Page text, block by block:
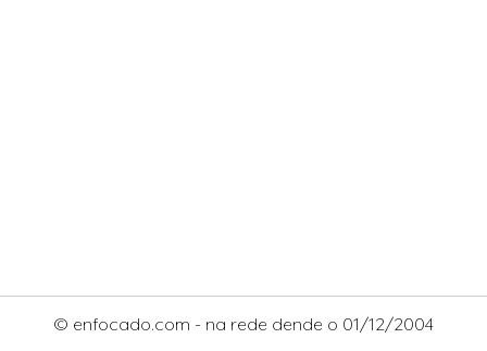
© enfocado.com - na rede dende o 01/12/2004